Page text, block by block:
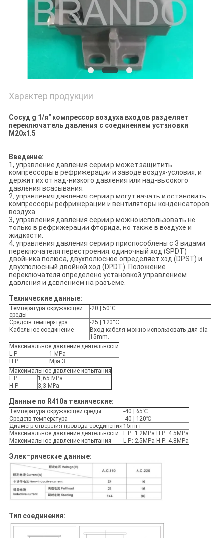
Характер продукции
Сосуд g 1/я" компрессор воздуха входов разделяет
переключатель давления с соединением установки
M20x1.5
Введение:
1, управление давления серии p может защитить
компрессоры в рефрижерации и заводе воздух-условия, и
держит их от над-низкого давления или над-высокого
давления всасывания.
2, управления давления серии p могут начать и остановить
компрессоры рефрижерации и вентиляторы конденсаторов
воздуха.
3, управления давления серии p можно использовать не
только в рефрижерации фторида, но также в воздухе и
жидкости.
4, управления давления серии p приспособлены с 3 видами
переключателя перестроения: одиночный ход (SPDT)
двойника полюса, двухполюсное определяет ход (DPST) и
двухполюсный двойной ход (DPDT). Положение
переключателя определено установкой управлением
давления и давлением на разъеме.
Технические данные:
Температура окружающей
среды
-20 | 50°C
Средств температура
-25 | 120°C
Кабельное соединение
Вход кабеля можно использовать для dia
15mm.
Максимальное давление деятельности
L.P
1 MPa
H.P.
Mpa 3
Максимальное давление испытания
L.P
1,65 MPa
H.P.
3,3 MPa
Данные по R410a технические:
Температура окружающей среды
-40 | 65℃
Средств температура
-40 | 120℃
Диаметр отверстия провода соединения 15mm
Максимальное давление деятельности
L.P.: 1.2MPa H.P.: 4.5MPa
Максимальное давление испытания
L.P.: 2.5MPa H.P.: 4.8MPa
Электрические данные:
Тип соединения: